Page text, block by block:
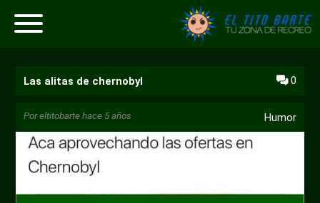
Las alitas de chernobyl 0
Poreltitobarte hace 5 años Humor